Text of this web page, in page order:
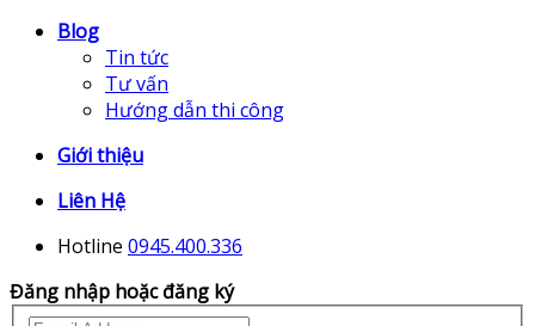
Blog
Tin tức
Tư vấn
Hướng dẫn thi công
Giới thiệu
Liên Hệ
Hotline 0945.400.336
Đăng nhập hoặc đăng ký